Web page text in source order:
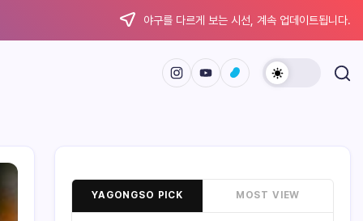
야구를 다르게 보는 시선, 계속 업데이트됩니다.
YAGONGSO PICK MOST VIEW